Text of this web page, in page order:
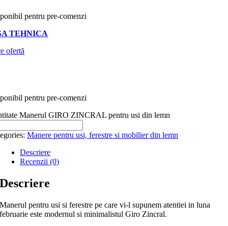
pentru pre-comenzi
TEHNICA
ofertă
pentru pre-comenzi
Manerul GIRO ZINCRAL pentru usi din lemn
Manere pentru usi, ferestre si mobilier din lemn
Descriere
Recenzii (0)
Descriere
Manerul pentru usi si ferestre pe care vi-l supunem atentiei in luna
februarie este modernul si minimalistul Giro Zincral.